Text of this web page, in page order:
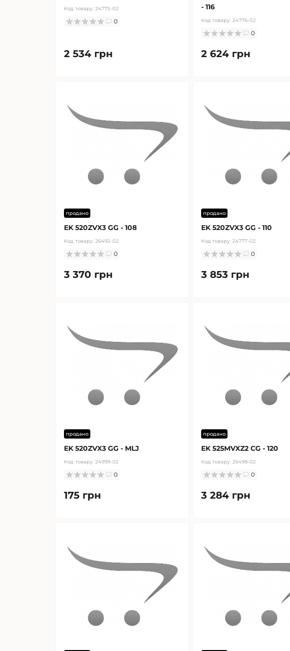
Код товару: 24775-02
0
2 534 грн
- 116
Код товару: 24776-02
0
2 624 грн
продано
EK 520ZVX3 GG - 108
Код товару: 26492-02
0
3 370 грн
продано
EK 520ZVX3 GG - 110
Код товару: 24777-02
0
3 853 грн
продано
EK 520ZVX3 GG - MLJ
Код товару: 24999-02
0
175 грн
продано
EK 525MVXZ2 CG - 120
Код товару: 26498-02
0
3 284 грн